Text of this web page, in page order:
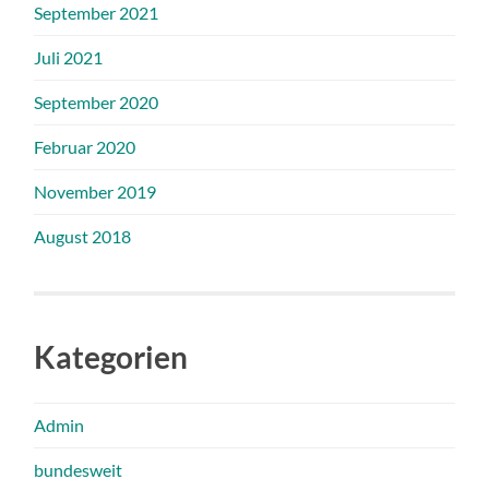
September 2021
Juli 2021
September 2020
Februar 2020
November 2019
August 2018
Kategorien
Admin
bundesweit